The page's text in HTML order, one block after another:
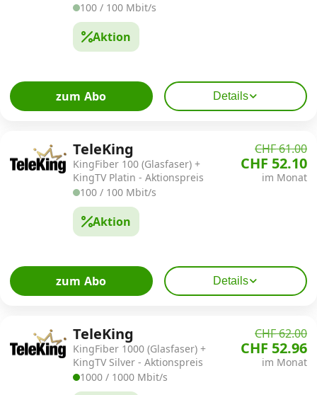
100 / 100 Mbit/s
Aktion
zum Abo Details
TeleKing
KingFiber 100 (Glasfaser) +
KingTV Platin - Aktionspreis
100 / 100 Mbit/s
Aktion
CHF 61.00
CHF 52.10
im Monat
zum Abo Details
TeleKing
KingFiber 1000 (Glasfaser) +
KingTV Silver - Aktionspreis
1000 / 1000 Mbit/s
CHF 62.00
CHF 52.96
im Monat